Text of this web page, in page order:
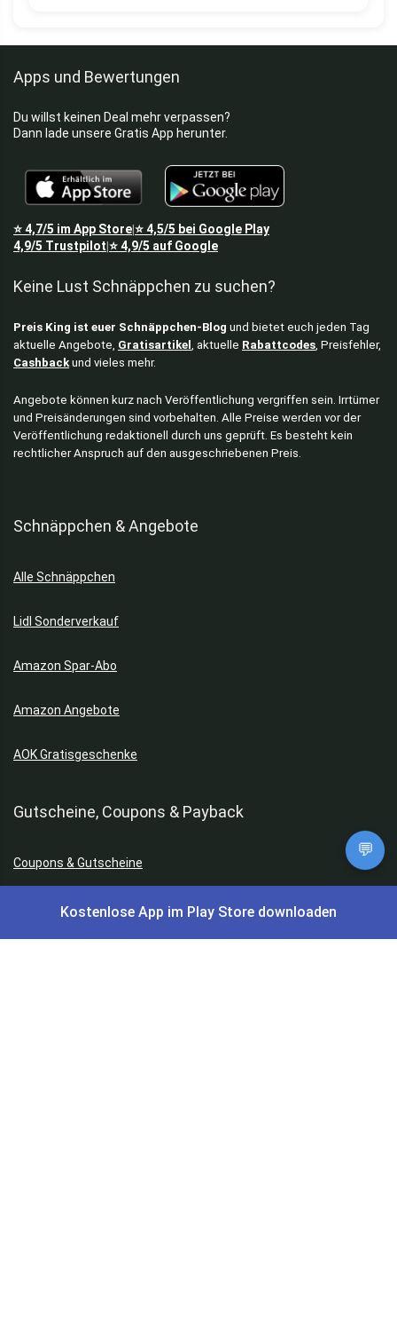
Apps und Bewertungen
Du willst keinen Deal mehr verpassen?
Dann lade unsere Gratis App herunter.
⭐4,7/5 im App Store⭐4,5/5 bei Google Play
4,9/5 Trustpilot ⭐4,9/5 auf Google
Keine Lust Schnäppchen zu suchen?
Preis King ist euer Schnäppchen-Blog und bietet euch jeden Tag
aktuelle Angebote, Gratisartikel , aktuelle Rabattcodes, Preisfehler,
Cashbackund vieles mehr.
Angebote können kurz nach Veröffentlichung vergriffen sein. Irrtümer
und Preisänderungen sind vorbehalten. Alle Preise werden vor der
Veröffentlichung redaktionell durch uns geprüft. Es besteht kein
rechtlicher Anspruch auf den ausgeschriebenen Preis.
Schnäppchen & Angebote
Alle Schnäppchen
Lidl Sonderverkauf
Amazon Spar-Abo
Amazon Angebote
AOK Gratisgeschenke
Gutscheine, Coupons & Payback
Coupons & Gutscheine
DM Payback Coupons
💬
Kostenlose App im Play Store downloaden